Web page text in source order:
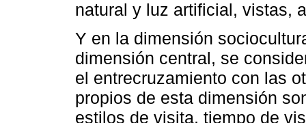
natural y luz artificial, vistas,
Y en la dimensión
dimensión central, se
el entrecruzamiento con las
propios de esta dimensión
estilos de visita, tiempo de